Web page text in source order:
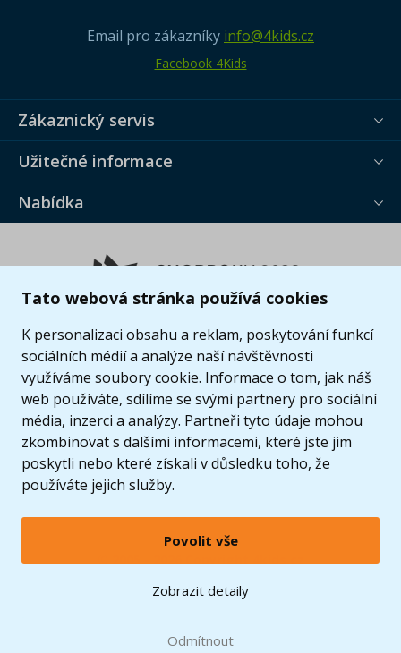
Tato webová stránka používá cookies
K personalizaci obsahu a reklam, poskytování funkcí
sociálních médií a analýze naší návštěvnosti
využíváme soubory cookie. Informace o tom, jak náš
web používáte, sdílíme se svými partnery pro sociální
média, inzerci a analýzy. Partneři tyto údaje mohou
zkombinovat s dalšími informacemi, které jste jim
poskytli nebo které získali v důsledku toho, že
používáte jejich služby.
Povolit vše
Zobrazit detaily
Odmítnout
Email pro zákazníky info@4kids.cz
Facebook 4Kids
Zákaznický servis
Užitečné informace
Nabídka
© 2005 - 2026 Copyright 4kids.cz
LEGO, logo LEGO a minifigurka jsou ochrannými známkami společnosti LEGO Group. ©
2024 The LEGO Group.
Zobrazit verzi pro desktop
při nákupu od